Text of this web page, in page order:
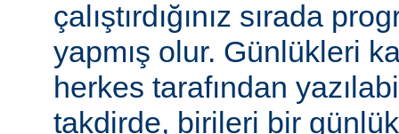
çalıştırdığınız sırada
yapmış olur. Günlükleri
herkes tarafından
takdirde, birileri bir günlük